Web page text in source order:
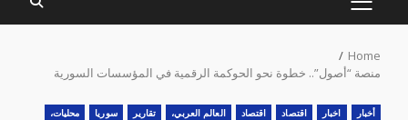
PRIMARY
MENU
Home
منصة “أصول”.. خطوة نحو الحوكمة الرقمية في المؤسسات السورية
أخبار اخبار اقتصاد ‏اقتصاد العالم العربي، تقارير سوريا محليات،